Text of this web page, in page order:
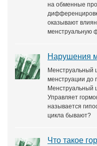
на обменные
оказывают
менструальную
Нарушения
Менструальный
менструации до
Менструальный
Управляет
называется
цикла бывают?
Что такое